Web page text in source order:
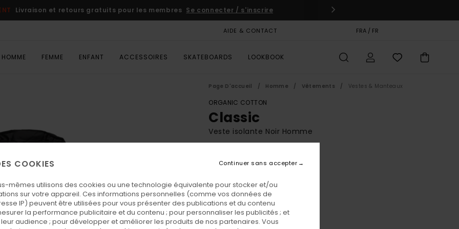
Livraison et retours gratuits pour les membres Se connecter / s'inscrire
AIDE & CONTACT FRA / FR
HOMME FEMME ENFANT ACCESSOIRES SKATEBOARDS LOOKBOOK
Page D'accueil Homme Vêtements Vestes & Manteaux
ORGANIC COTTON
Classic
Veste isolante Noir Homme
135,00 €
CouleurFlint Black
COOKIES
mêmes utilisons des cookies ou une technologie équivalente pour stocker et/ou
sur votre appareil. Ces informations personnelles (comme vos données de
IP) peuvent être utilisées pour vous présenter des publications et du contenu
la performance publicitaire et du contenu ; pour personnaliser les publicités ; et
audience ; pour développer et améliorer les produits de nos partenaires. Vous
Continuer sans accepter